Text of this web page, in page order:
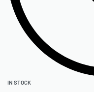
IN STOCK